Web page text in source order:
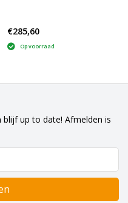
€285,60
Op voorraad
up to date! Afmelden is